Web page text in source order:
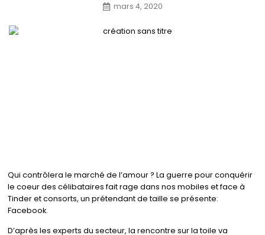
mars 4, 2020
Qui contrôlera le marché de l’amour ? La guerre pour conquérir
le coeur des célibataires fait rage dans nos mobiles et face à
Tinder et consorts, un prétendant de taille se présente:
Facebook.
D’après les experts du secteur, la rencontre sur la toile va